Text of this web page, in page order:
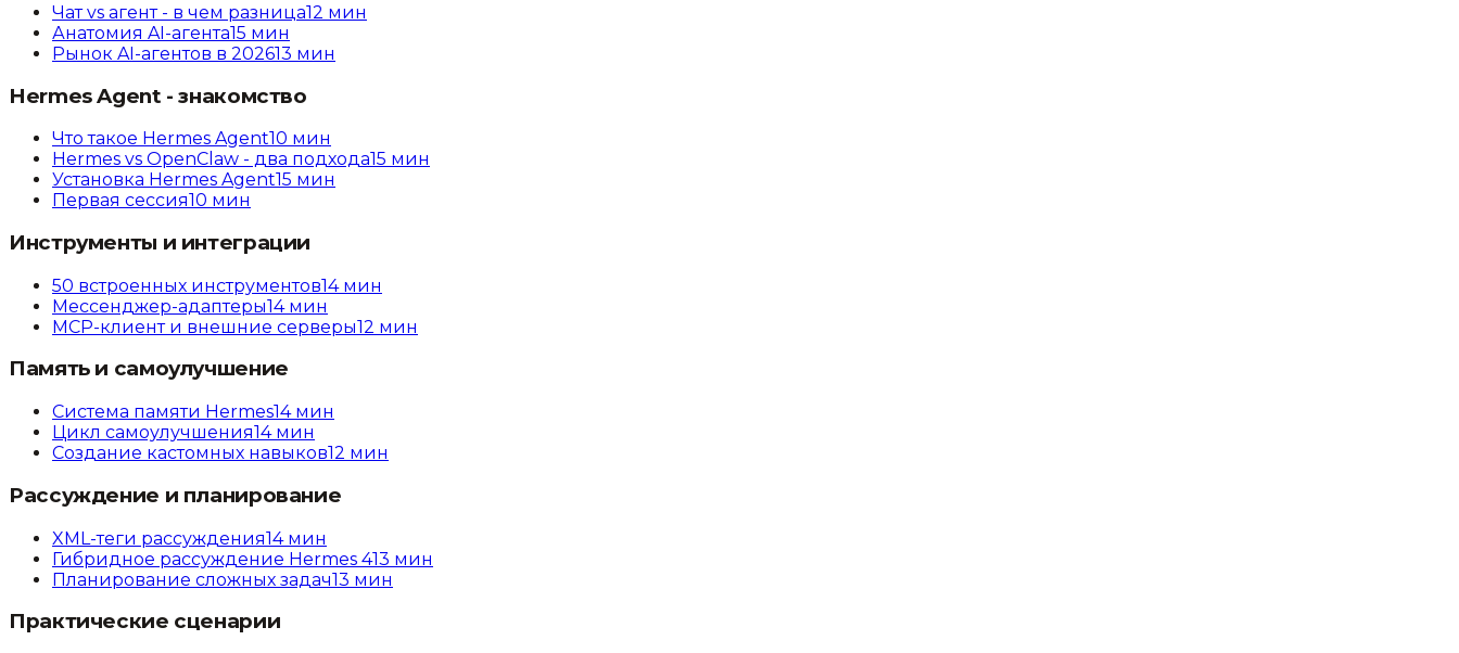
Чат vs агент - в чем разница12 мин
Анатомия AI-агента15 мин
Рынок AI-агентов в 202613 мин
Hermes Agent - знакомство
Что такое Hermes Agent10 мин
Hermes vs OpenClaw - два подхода15 мин
Установка Hermes Agent15 мин
Первая сессия10 мин
Инструменты и интеграции
50 встроенных инструментов14мин
Мессенджер-адаптеры14мин
MCP-клиент и внешние серверы12 мин
Память и самоулучшение
Система памяти Hermes14мин
Цикл самоулучшения14мин
Создание кастомных навыков12 мин
Рассуждение и планирование
XML-теги рассуждения14мин
Гибридное рассуждение Hermes 413 мин
Планирование сложных задач13 мин
Практические сценарии